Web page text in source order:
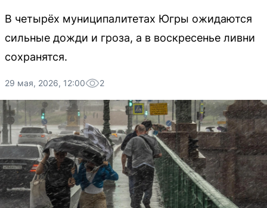
В четырёх муниципалитетах Югры ожидаются
сильные дожди и гроза, а в воскресенье ливни
сохранятся.
29 мая, 2026, 12:00 2